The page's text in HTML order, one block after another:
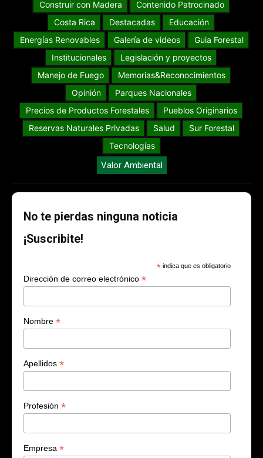
Construir con Madera
Contenido Patrocinado
Costa Rica
Destacadas
Educación
Energías Renovables
Galería de videos
Guia Forestal
Institucionales
Legislación y proyectos
Manejo de Fuego
Memorias&Reconocimientos
Opinión
Parques Nacionales
Precios de Productos Forestales
Pueblos Originarios
Reservas Naturales Privadas
Salud
Sur Forestal
Tecnologías
Valor Ambiental
No te pierdas ninguna noticia
¡Suscribite!
* indica que es obligatorio
Dirección de correo electrónico *
Nombre *
Apellidos *
Profesión *
Empresa *